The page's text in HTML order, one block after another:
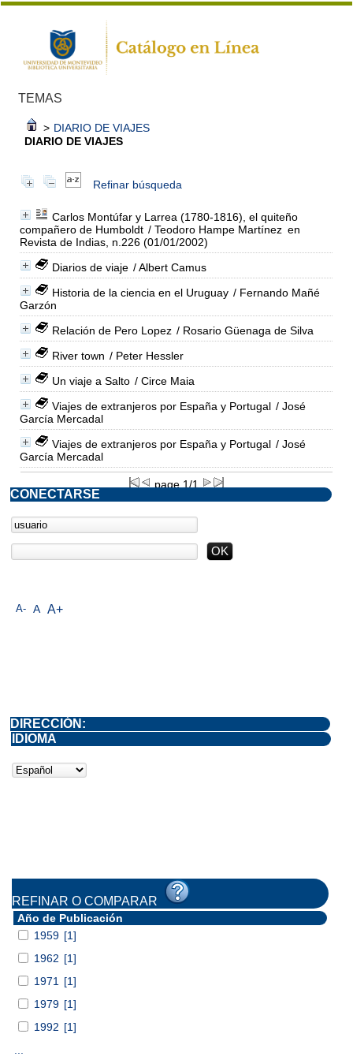
TEMAS
> DIARIO DE VIAJES
DIARIO DE VIAJES
Refinar búsqueda
Carlos Montúfar y Larrea (1780-1816), el quiteño
compañero de Humboldt / Teodoro Hampe Martínez en
Revista de Indias, n.226 (01/01/2002)
Diarios de viaje / Albert Camus
Historia de la ciencia en el Uruguay / Fernando Mañé
Garzón
Relación de Pero Lopez / Rosario Güenaga de Silva
River town / Peter Hessler
Un viaje a Salto / Circe Maia
Viajes de extranjeros por España y Portugal / José
García Mercadal
Viajes de extranjeros por España y Portugal / José
García Mercadal
page 1/1
A- A A+
CONECTARSE
DIRECCIÓN:
IDIOMA
REFINAR O COMPARAR
Año de Publicación
1959 [1]
1962 [1]
1971
[1]
1979 [1]
1992 [1]